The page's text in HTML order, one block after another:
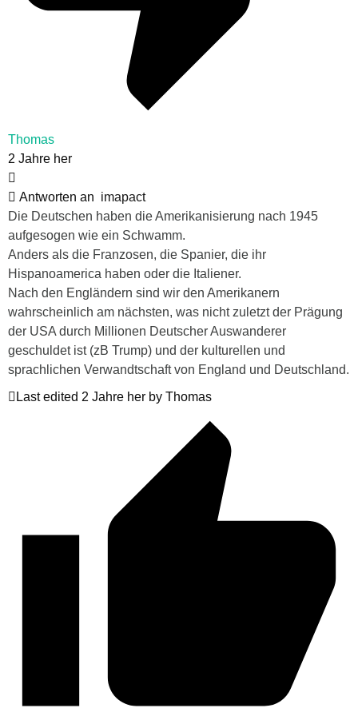
Thomas
2 Jahre her
Antworten an imapact
Die Deutschen haben die Amerikanisierung nach 1945
aufgesogen wie ein Schwamm.
Anders als die Franzosen, die Spanier, die ihr
Hispanoamerica haben oder die Italiener.
Nach den Engländern sind wir den Amerikanern
wahrscheinlich am nächsten, was nicht zuletzt der Prägung
der USA durch Millionen Deutscher Auswanderer
geschuldet ist (zB Trump) und der kulturellen und
sprachlichen Verwandtschaft von England und Deutschland.
Last edited 2 Jahre her by Thomas